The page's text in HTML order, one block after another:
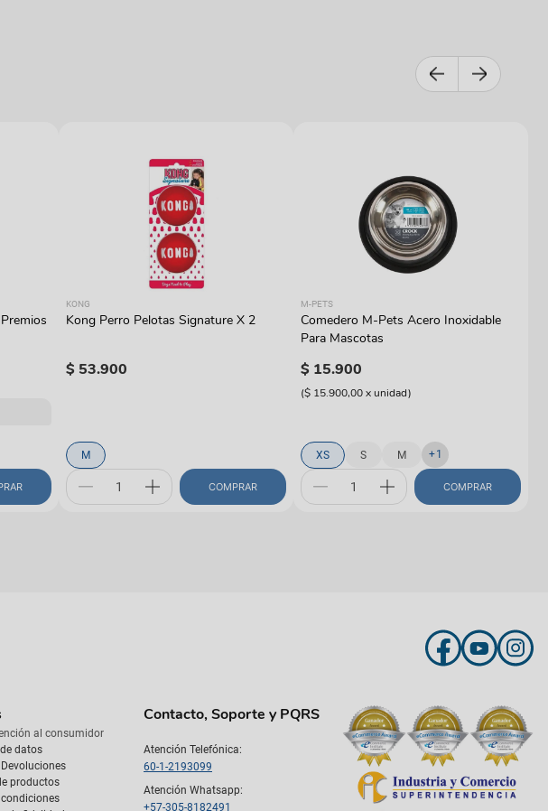
KONG
Kong Perro Pelotas Signature X 2
$ 53.900
M
COMPRAR
M-PETS
Comedero M-Pets Acero Inoxidable
Para Mascotas
$ 15.900
($ 15.900,00xunidad)
XS S M +1
COMPRAR
al consumidor
datos
productos
Contacto, Soporte y PQRS
Atención Telefónica:
60-1-2193099
Atención Whatsapp:
+57-305-8182491